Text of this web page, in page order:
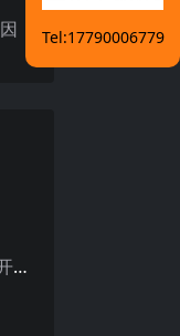
论需求分析对应用软件开发的重要性
Tel:17790006779